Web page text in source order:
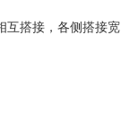
互搭接，各侧搭接宽